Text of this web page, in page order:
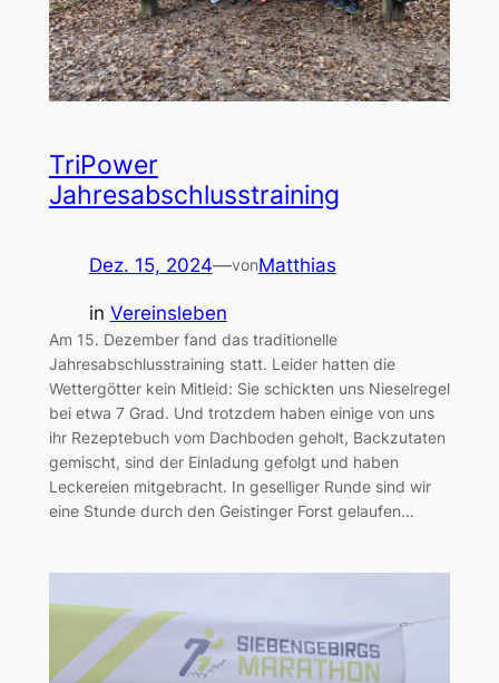
TriPower
Jahresabschlusstraining
Dez. 15, 2024—vonMatthias
in Vereinsleben
Am 15. Dezember fand das traditionelle
Jahresabschlusstraining statt. Leider hatten die
Wettergötter kein Mitleid: Sie schickten uns Nieselregel
bei etwa 7 Grad. Und trotzdem haben einige von uns
ihr Rezeptebuch vom Dachboden geholt, Backzutaten
gemischt, sind der Einladung gefolgt und haben
Leckereien mitgebracht. In geselliger Runde sind wir
eine Stunde durch den Geistinger Forst gelaufen…